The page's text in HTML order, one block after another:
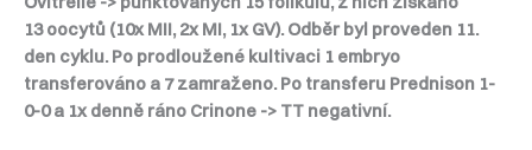
13 oocytů (10x MII, 2x MI, 1x GV). Odběr byl proveden 11.
den cyklu. Po prodloužené kultivaci 1 embryo
transferováno a 7 zamraženo. Po transferu Prednison 1-
0-0 a 1x denně ráno Crinone -> TT negativní.